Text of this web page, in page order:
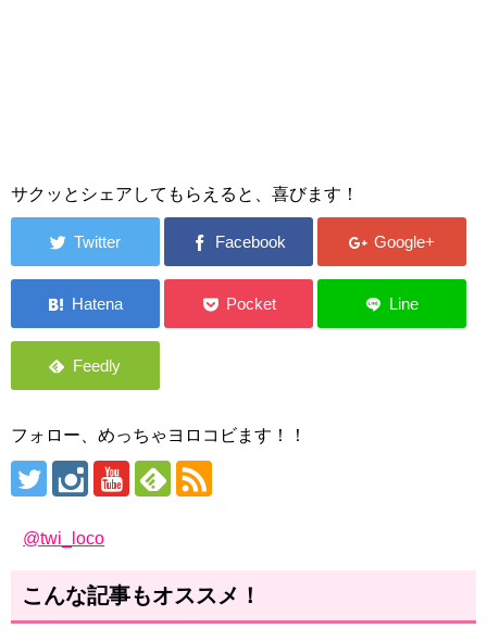
サクッとシェアしてもらえると、喜びます！
フォロー、めっちゃヨロコビます！！
@twi_loco
こんな記事もオススメ！